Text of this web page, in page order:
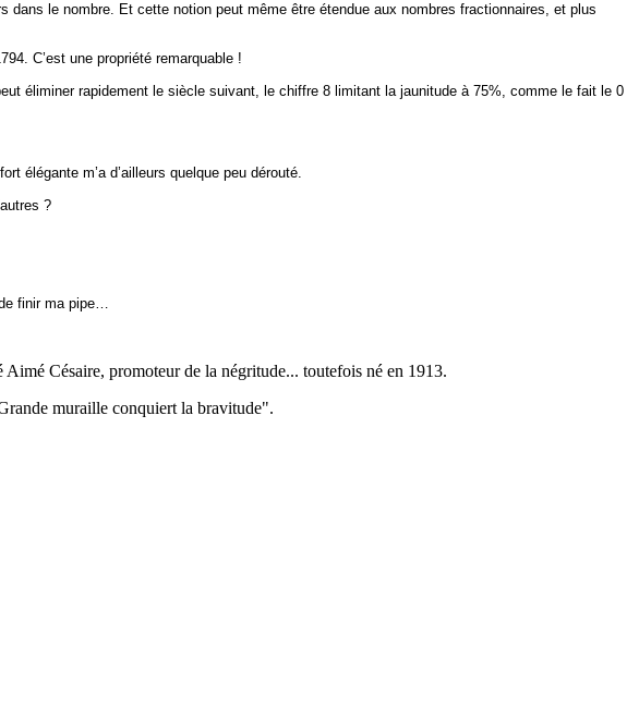
dans le nombre. Et cette notion peut même être étendue aux nombres fractionnaires, et plus
C’est une propriété remarquable !
éliminer rapidement le siècle suivant, le chiffre 8 limitant la jaunitude à 75%, comme le fait le 0
élégante m’a d’ailleurs quelque peu dérouté.
?
finir ma pipe…
Césaire, promoteur de la négritude... toutefois né en 1913.
muraille conquiert la bravitude".